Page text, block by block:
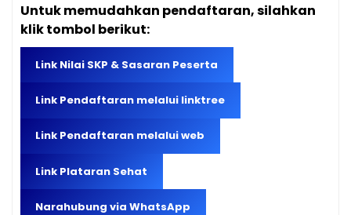
Untuk memudahkan pendaftaran, silahkan
klik tombol berikut:
Link Nilai SKP & Sasaran Peserta
Link Pendaftaran melalui linktree
Link Pendaftaran melalui web
Link Plataran Sehat
Narahubung via WhatsApp